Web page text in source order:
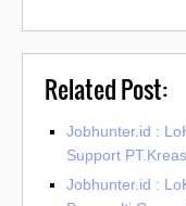
Related Post:
Jobhunter.id :
Support
Jobhunter.id :